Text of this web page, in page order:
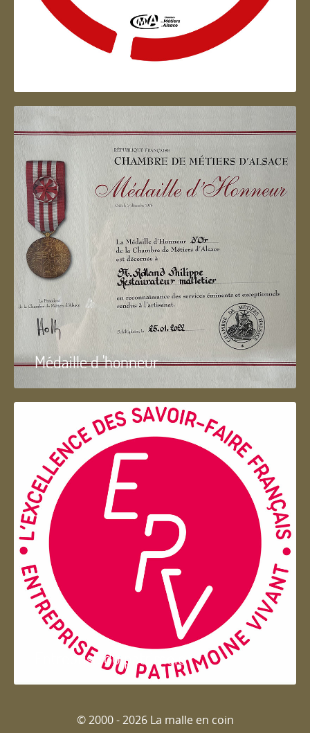
Artisan d'Alsace
Médaille d 'honneur
Entreprise du patrimoie
© 2000 - 2026 La malle en coin